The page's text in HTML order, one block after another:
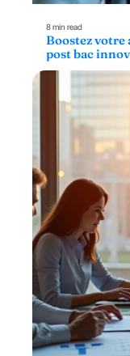
8 min read
Boostez
post bac